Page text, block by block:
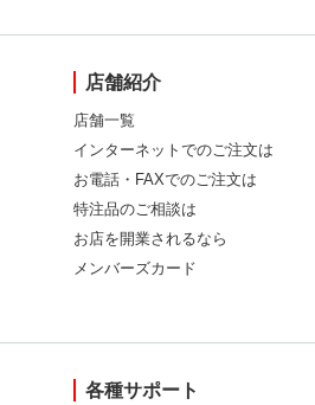
店舗紹介
店舗一覧
インターネットでのご注文は
お電話・FAXでのご注文は
特注品のご相談は
お店を開業されるなら
メンバーズカード
各種サポート